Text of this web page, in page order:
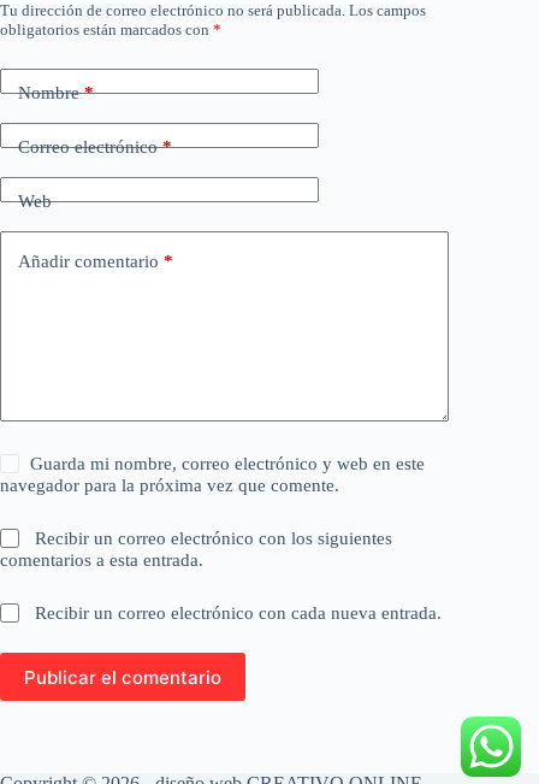
Tu dirección de correo electrónico no será publicada. Los campos
obligatorios están marcados con *
Nombre*
Correo electrónico*
Web
Añadir comentario *
Guarda mi nombre, correo electrónico y web en este
navegador para la próxima vez que comente.
Recibir un correo electrónico con los siguientes
comentarios a esta entrada.
Recibir un correo electrónico con cada nueva entrada.
Publicar el comentario